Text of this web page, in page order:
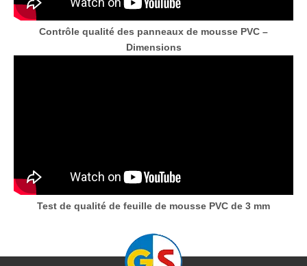
Contrôle qualité des panneaux de mousse PVC –
Dimensions
Test de qualité de feuille de mousse PVC de 3 mm